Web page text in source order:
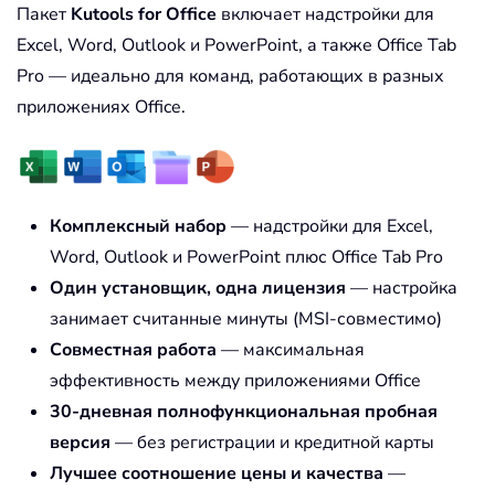
Пакет Kutools for Office включает надстройки для
Excel, Word, Outlook и PowerPoint, а также Office Tab
Pro — идеально для команд, работающих в разных
приложениях Office.
Комплексный набор — надстройки для Excel,
Word, Outlook и PowerPoint плюс Office Tab Pro
Один установщик, одна лицензия — настройка
занимает считанные минуты (MSI-совместимо)
Совместная работа — максимальная
эффективность между приложениями Office
30-дневная полнофункциональная пробная
версия — без регистрации и кредитной карты
Лучшее соотношение цены и качества —